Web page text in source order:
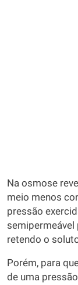
Na osmose
meio menos
pressão
semipermeável
retendo o
Porém, para
de uma